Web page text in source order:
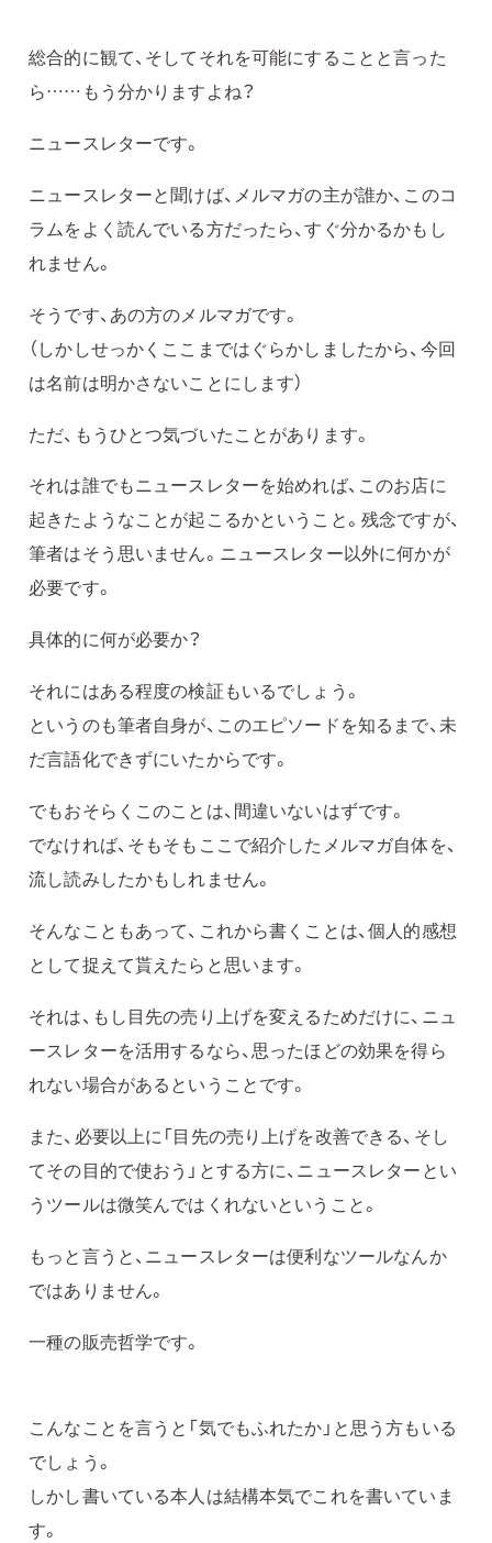
総合的に観て、そしてそれを可能にすることと言った
ら……もう分かりますよね？
ニュースレターです。
ニュースレターと聞けば、メルマガの主が誰か、このコ
ラムをよく読んでいる方だったら、すぐ分かるかもし
れません。
そうです、あの方のメルマガです。
（しかしせっかくここまではぐらかしましたから、今回
は名前は明かさないことにします）
ただ、もうひとつ気づいたことがあります。
それは誰でもニュースレターを始めれば、このお店に
起きたようなことが起こるかということ。残念ですが、
筆者はそう思いません。ニュースレター以外に何かが
必要です。
具体的に何が必要か？
それにはある程度の検証もいるでしょう。
というのも筆者自身が、このエピソードを知るまで、未
だ言語化できずにいたからです。
でもおそらくこのことは、間違いないはずです。
でなければ、そもそもここで紹介したメルマガ自体を、
流し読みしたかもしれません。
そんなこともあって、これから書くことは、個人的感想
として捉えて貰えたらと思います。
それは、もし目先の売り上げを変えるためだけに、ニュ
ースレターを活用するなら、思ったほどの効果を得ら
れない場合があるということです。
また、必要以上に「目先の売り上げを改善できる、そし
てその目的で使おう」とする方に、ニュースレターとい
うツールは微笑んではくれないということ。
もっと言うと、ニュースレターは便利なツールなんか
ではありません。
一種の販売哲学です。
こんなことを言うと「気でもふれたか」と思う方もいる
でしょう。
しかし書いている本人は結構本気でこれを書いていま
す。